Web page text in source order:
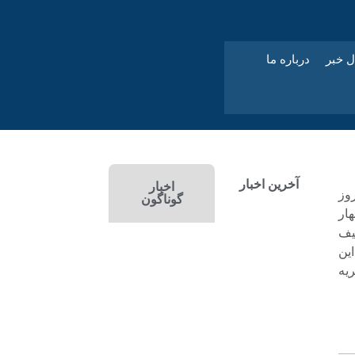
خبر درباره ما
آخرین اخبار
اخبار
گوناگون